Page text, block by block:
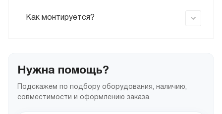
Как монтируется?
Нужна помощь?
Подскажем по подбору оборудования, наличию,
совместимости и оформлению заказа.